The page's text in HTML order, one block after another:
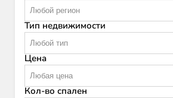
Любой регион
Тип недвижимости
Любой тип
Цена
Любая цена
Кол-во спален